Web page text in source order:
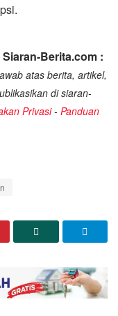
Berita.com :
atas berita, artikel,
di siaran-
Privasi- Panduan